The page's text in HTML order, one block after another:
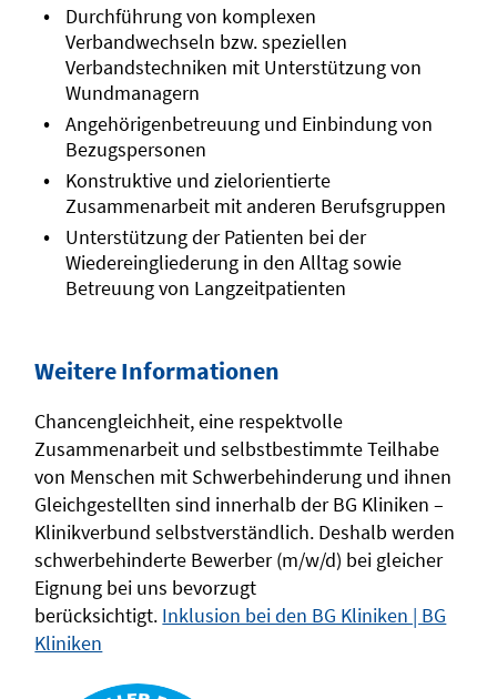
Durchführung von komplexen
Verbandwechseln bzw. speziellen
Verbandstechniken mit Unterstützung von
Wundmanagern
Angehörigenbetreuung und Einbindung von
Bezugspersonen
Konstruktive und zielorientierte
Zusammenarbeit mit anderen Berufsgruppen
Unterstützung der Patienten bei der
Wiedereingliederung in den Alltag sowie
Betreuung von Langzeitpatienten
Weitere Informationen
Chancengleichheit, eine respektvolle
Zusammenarbeit und selbstbestimmte Teilhabe
von Menschen mit Schwerbehinderung und ihnen
Gleichgestellten sind innerhalb der BG Kliniken –
Klinikverbund selbstverständlich. Deshalb werden
schwerbehinderte Bewerber (m/w/d) bei gleicher
Eignung bei uns bevorzugt
berücksichtigt. Inklusion bei den BG Kliniken | BG
Kliniken